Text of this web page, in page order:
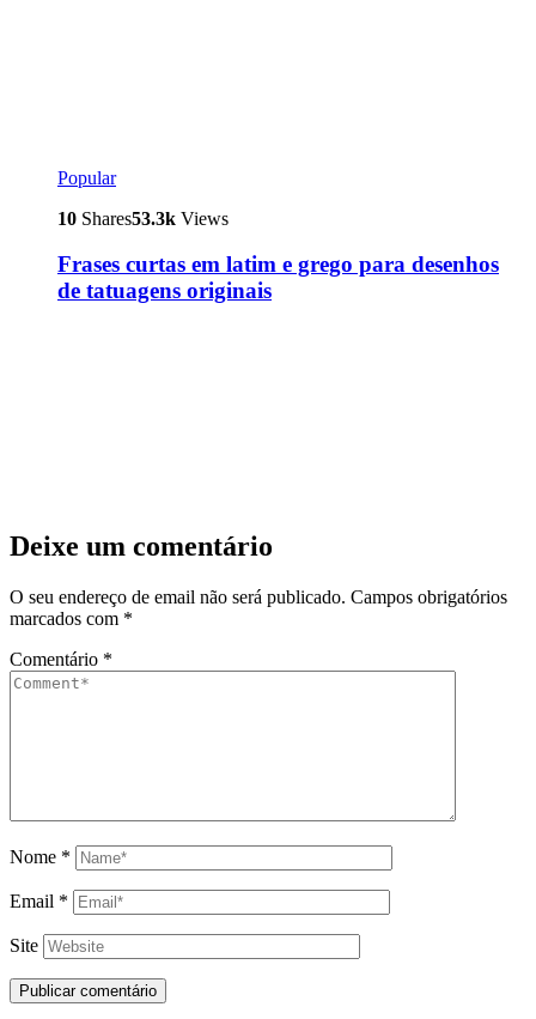
Popular
10 Shares53.3k Views
Frases curtas em latim e grego para desenhos
de tatuagens originais
Deixe um comentário
O seu endereço de email não será publicado. Campos obrigatórios
marcados com *
Comentário *
Nome *
Email *
Site